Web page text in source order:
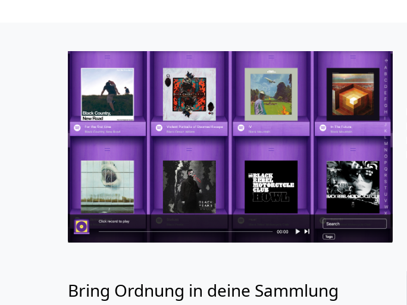
Bring Ordnung in deine Sammlung